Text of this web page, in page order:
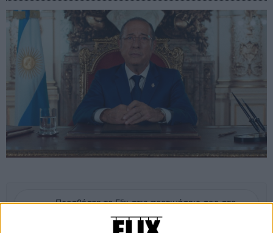
Προσθέστε το Flix στις προτιμήσεις σας στο
Google